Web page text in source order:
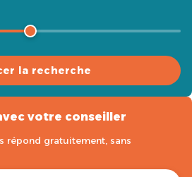
la recherche
votre conseiller
répond gratuitement, sans